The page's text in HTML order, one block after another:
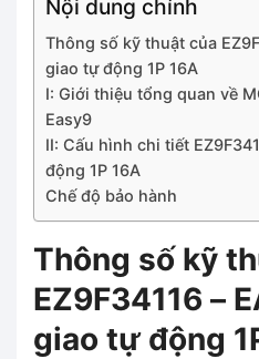
Nội dung chính
Thông số kỹ thuật của
giao tự động 1P 16A
I: Giới thiệu tổng quan về
Easy9
II: Cấu hình chi tiết
động 1P 16A
Chế độ bảo hành
Thông số kỹ
EZ9F34116 –
giao tự động